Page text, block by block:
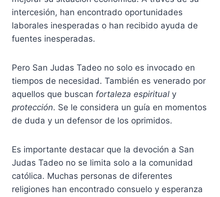
intercesión, han encontrado oportunidades
laborales inesperadas o han recibido ayuda de
fuentes inesperadas.
Pero San Judas Tadeo no solo es invocado en
tiempos de necesidad. También es venerado por
aquellos que buscan fortaleza espiritual y
protección. Se le considera un guía en momentos
de duda y un defensor de los oprimidos.
Es importante destacar que la devoción a San
Judas Tadeo no se limita solo a la comunidad
católica. Muchas personas de diferentes
religiones han encontrado consuelo y esperanza